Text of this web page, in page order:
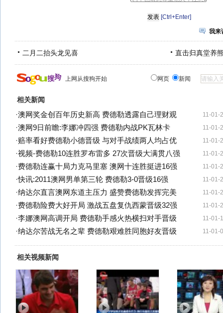
[Ctrl+Enter]
我来
二月二抬头龙见喜 直击归真堂养
上网从搜狗开始 网页 新闻
相关新闻
11-01-
·澳网奖金创百年历史新高 费德勒透露自己理财观
11-01-
·澳网9日前瞻:李娜冲四强 费德勒内战PK瓦林卡
11-01-
·赔率看好费德勒小德晋级 与对手战绩两人均占优
11-01-
·视频-费德勒10连胜罗布雷多 27次晋级大满贯八强
11-01-
·费德勒连赢十局力克马里塞 澳网十连胜挺进16强
11-01-
·快讯:2011澳网男单第三轮 费德勒3-0晋级16强
11-01-
·纳达尔直言澳网东道主压力 盛赞费德勒发挥完美
11-01-
·费德勒险费大好开局 激战五盘复仇西蒙晋级32强
11-01-
·李娜澳网高调开局 费德勒手感火热横扫对手晋级
11-01-
·纳达尔苦战无名之辈 费德勒艰难胜同胞好友晋级
相关视频新闻